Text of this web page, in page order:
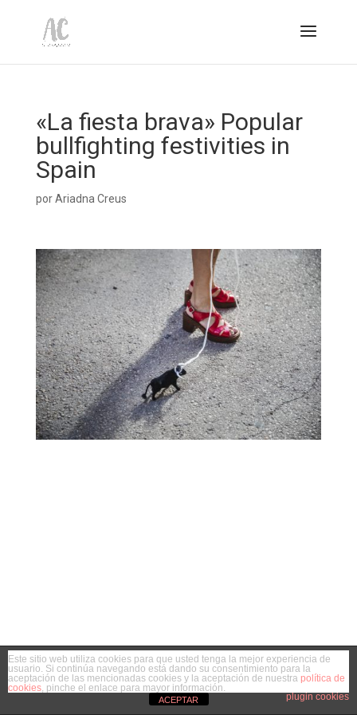
«La fiesta brava» Popular
bullfighting festivities in
Spain
porAriadna Creus
Este sitio web utiliza cookies para que usted tenga la mejor experiencia de
usuario. Si continúa navegando está dando su consentimiento para la
aceptación de las mencionadas cookies y la aceptación de nuestra política de
cookies, pinche el enlace para mayor información.
plugin cookies
ACEPTAR